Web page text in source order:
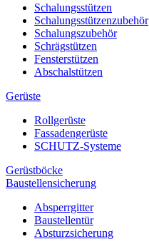
Schalungsstützen
Schalungsstützenzubehör
Schalungszubehör
Schrägstützen
Fensterstützen
Abschalstützen
Gerüste
Rollgerüste
Fassadengerüste
SCHUTZ-Systeme
Gerüstböcke
Baustellensicherung
Absperrgitter
Baustellentür
Absturzsicherung